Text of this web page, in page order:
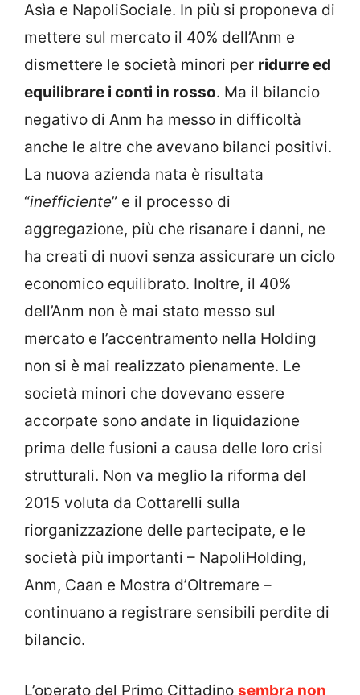
Asìa e NapoliSociale. In più si proponeva di
mettere sul mercato il 40% dell’Anm e
dismettere le società minori per ridurre ed
equilibrare i conti in rosso. Ma il bilancio
negativo di Anm ha messo in difficoltà
anche le altre che avevano bilanci positivi.
La nuova azienda nata è risultata
“inefficiente” e il processo di
aggregazione, più che risanare i danni, ne
ha creati di nuovi senza assicurare un ciclo
economico equilibrato. Inoltre, il 40%
dell’Anm non è mai stato messo sul
mercato e l’accentramento nella Holding
non si è mai realizzato pienamente. Le
società minori che dovevano essere
accorpate sono andate in liquidazione
prima delle fusioni a causa delle loro crisi
strutturali. Non va meglio la riforma del
2015 voluta da Cottarelli sulla
riorganizzazione delle partecipate, e le
società più importanti – NapoliHolding,
Anm, Caan e Mostra d’Oltremare –
continuano a registrare sensibili perdite di
bilancio.
L’operato del Primo Cittadino sembra non